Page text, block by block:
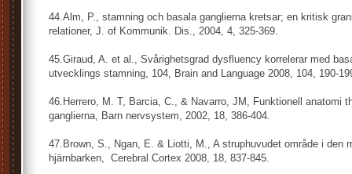
44.Alm, P., stamning och basala ganglierna kretsar; en kritisk
relationer, J. of Kommunik. Dis., 2004, 4, 325-369.
45.Giraud, A. et al., Svårighetsgrad dysfluency korrelerar med
utvecklings stamning, 104, Brain and Language 2008, 104, 190-
46.Herrero, M. T, Barcia, C., & Navarro, JM, Funktionell anatomi
ganglierna, Barn nervsystem, 2002, 18, 386-404.
47.Brown, S., Ngan, E. & Liotti, M., A struphuvudet område i den
hjärnbarken, Cerebral Cortex 2008, 18, 837-845.